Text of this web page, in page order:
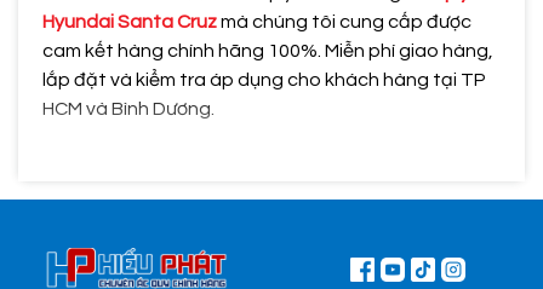
Hyundai Santa Cruzmà chúng tôi cung cấp được
cam kết hàng chính hãng 100%. Miễn phí giao hàng,
lắp đặt và kiểm tra áp dụng cho khách hàng tại TP
HCM và Bình Dương.